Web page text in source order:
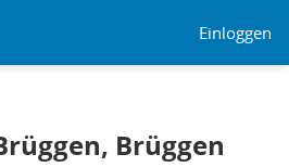
Einloggen
Brüggen